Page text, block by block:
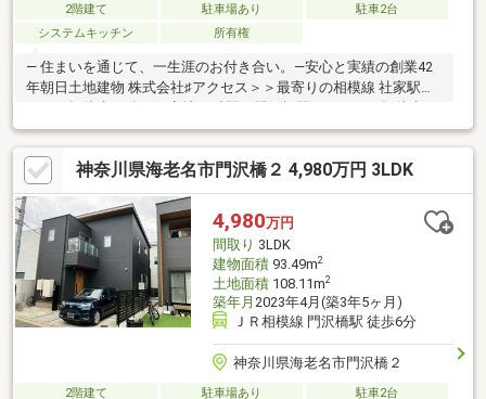
2階建て 駐車場あり
駐車2台
システムキッチン
所有権
― 住まいを通じて、一生涯のお付き合い。―安心と実績の創業42
年朝日土地建物 株式会社♯アクセス＞＞最寄りの相模線 社家駅ま
で、平坦徒歩12分の好立地☆隣駅の門沢橋駅までは、平坦徒歩15
分でご利用いただけます♪♯2世帯住宅＞＞2LDK×3LDKの建物面積
約42坪の2世帯住宅になっております☆大型収納の蔵も2ヶ所あ
り、収納力もたっぷりです♪♯カースペース＞＞セカンドカーをお
持ちの方にはマスト条件の2台分のスペース☆来客にも対応で
き、あって困らない嬉しいスペースです♪
神奈川県海老名市門沢橋２ 4,980万円 3LDK
4,980万円
間取り 3LDK
建物面積93.49m2
土地面積108.11m2
築年月 2023年4月(築3年5ヶ月)
ＪＲ相模線 門沢橋駅 徒歩6分
神奈川県海老名市門沢橋２
2階建て 駐車場あり 駐車2台